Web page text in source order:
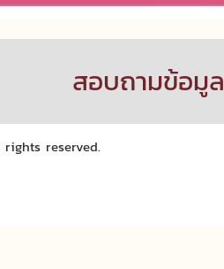
สอบถามข้อมู
rights reserved.